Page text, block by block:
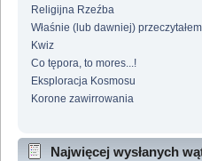
Religijna Rzeźba
Właśnie (lub dawniej)
Kwiz
Co tępora, to mores...!
Eksploracja Kosmosu
Korone zawirrowania
Najwięcej wysłanych